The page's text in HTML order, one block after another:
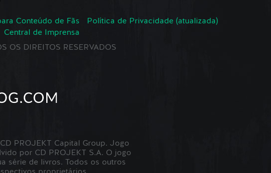
Conteúdo de Fãs
Política de Privacidade (atualizada)
Central de Imprensa
OS DIREITOS RESERVADOS
PROJEKT Capital Group. Jogo
por CD PROJEKT S.A. O jogo
série de livros. Todos os outros